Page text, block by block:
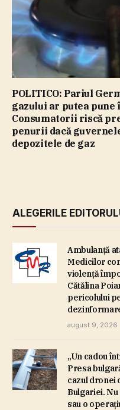
POLITICO: Pariul
gazului ar putea
Consumatorii riscă
penurii dacă
depozitele de gaz
ALEGERILE
Ambulanţă
Medicilor
violenţă
Cătălina
pericolului
august 9, 2026
„Un cadou
Presa
cazul dronei
Bulgariei.
sau o